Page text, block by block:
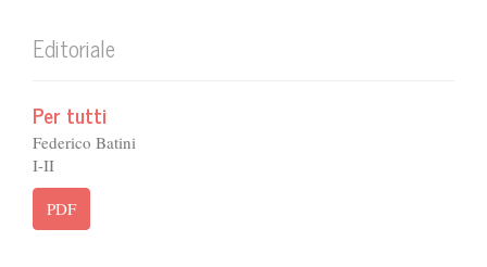
Editoriale
Per tutti
Federico Batini
I-II
PDF